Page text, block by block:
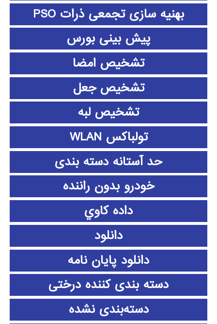
بهنیه سازی تجمعی ذرات PSO
پیش بینی بورس
تشخیص امضا
تشخیص جعل
تشخیص لبه
تولباکس WLAN
حد آستانه دسته بندی
خودرو بدون راننده
داده كاوي
دانلود
دانلود پايان نامه
دسته بندی کننده درختی
دسته‌بندی نشده